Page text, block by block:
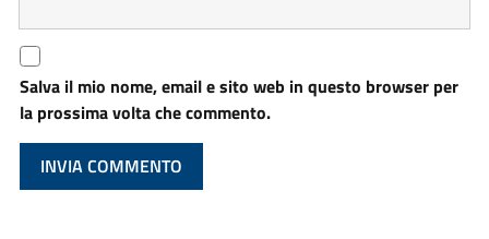
Salva il mio nome, email e sito web in questo browser per
la prossima volta che commento.